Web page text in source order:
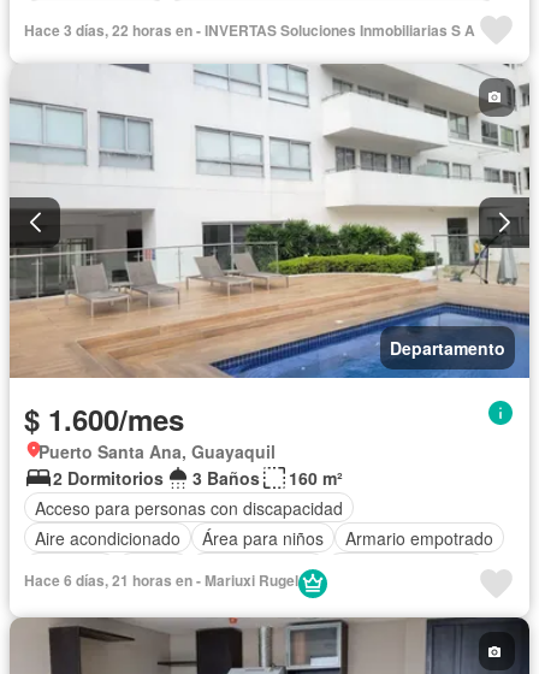
Acceso para personas con discapacidad
Parrilla
Garita de guardianía Gimnasio
Ascensor
Piscina
Hace 3 días, 22 horas en - INVERTAS Soluciones Inmobiliarias S A
Departamento
$ 1.600/mes
Puerto Santa Ana, Guayaquil
2 Dormitorios
3 Baños
160 m²
Acceso para personas con discapacidad
Aire acondicionado
Área para niños
Armario empotrado
Cocina integral
Internet
Piscina
Sauna Completamente amoblado
Hace 6 días, 21 horas en - Mariuxi Rugel